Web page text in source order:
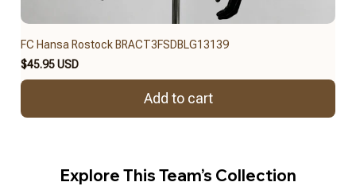
FC Hansa Rostock BRACT3FSDBLG13139
$45.95 USD
Add to cart
Explore This Team’s Collection